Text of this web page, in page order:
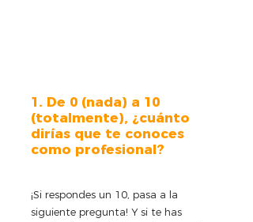
1. De 0 (nada) a 10
(totalmente), ¿cuánto
dirías que te conoces
como profesional?
¡Si respondes un 10, pasa a la
siguiente pregunta! Y si te has